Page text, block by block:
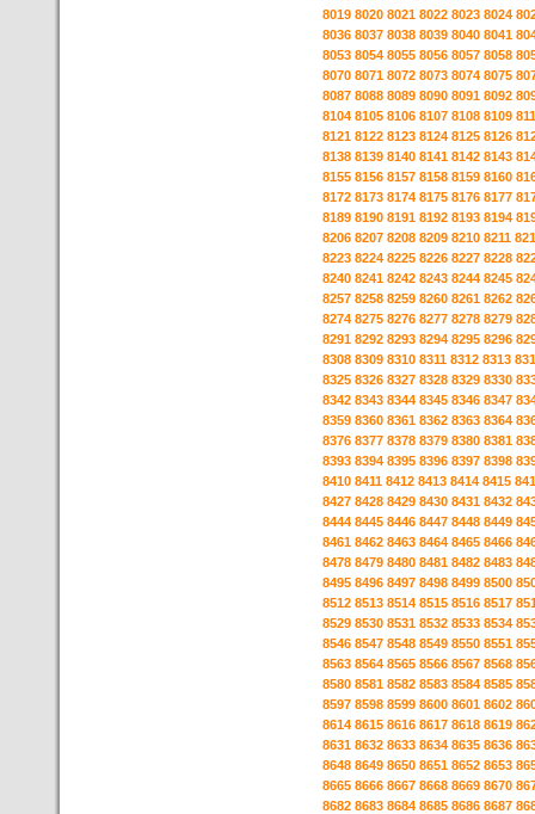
8019 8020 8021 8022 8023 8024
8036 8037 8038 8039 8040 8041
8053 8054 8055 8056 8057 8058
8070 8071 8072 8073 8074 8075
8087 8088 8089 8090 8091 8092
8104 8105 8106 8107 8108 8109
8121 8122 8123 8124 8125 8126
8138 8139 8140 8141 8142 8143
8155 8156 8157 8158 8159 8160
8172 8173 8174 8175 8176 8177
8189 8190 8191 8192 8193 8194
8206 8207 8208 8209 8210 8211
8223 8224 8225 8226 8227 8228
8240 8241 8242 8243 8244 8245
8257 8258 8259 8260 8261 8262
8274 8275 8276 8277 8278 8279
8291 8292 8293 8294 8295 8296
8308 8309 8310 8311 8312 8313
8325 8326 8327 8328 8329 8330
8342 8343 8344 8345 8346 8347
8359 8360 8361 8362 8363 8364
8376 8377 8378 8379 8380 8381
8393 8394 8395 8396 8397 8398
8410 8411 8412 8413 8414 8415
8427 8428 8429 8430 8431 8432
8444 8445 8446 8447 8448 8449
8461 8462 8463 8464 8465 8466
8478 8479 8480 8481 8482 8483
8495 8496 8497 8498 8499 8500
8512 8513 8514 8515 8516 8517
8529 8530 8531 8532 8533 8534
8546 8547 8548 8549 8550 8551
8563 8564 8565 8566 8567 8568
8580 8581 8582 8583 8584 8585
8597 8598 8599 8600 8601 8602
8614 8615 8616 8617 8618 8619
8631 8632 8633 8634 8635 8636
8648 8649 8650 8651 8652 8653
8665 8666 8667 8668 8669 8670
8682 8683 8684 8685 8686 8687